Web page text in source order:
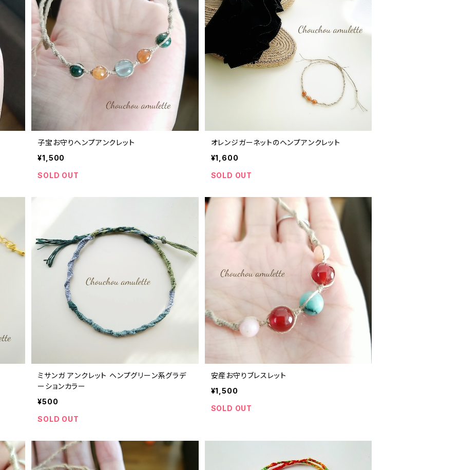
子宝お守りヘンプアンクレット
¥1,500
SOLD OUT
オレンジガーネットのヘンプアンクレット
¥1,600
SOLD OUT
ミサンガ アンクレット ヘンプグリーン系グラデ
ーションカラー
¥500
SOLD OUT
安産お守りブレスレット
¥1,500
SOLD OUT